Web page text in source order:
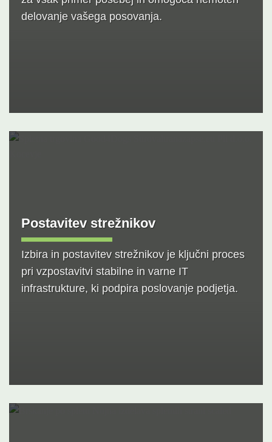
delovanje vašega posovanja.
Postavitev strežnikov
Izbira in postavitev strežnikov je ključni proces
pri vzpostavitvi stabilne in varne IT
infrastrukture, ki podpira poslovanje podjetja.